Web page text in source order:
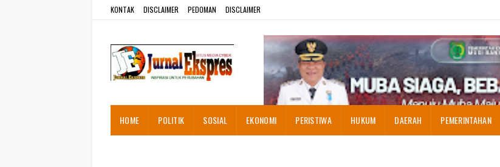
KONTAK DISCLAIMER PEDOMAN DISCLAIMER
HOME POLITIK SOSIAL EKONOMI PERISTIWA HUKUM DAERAH PEMERINTAHAN